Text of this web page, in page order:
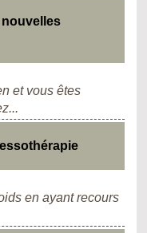
et vous êtes
en ayant recours